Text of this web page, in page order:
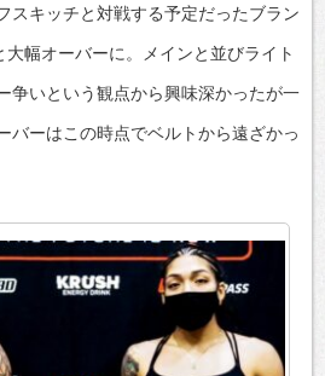
スキッチと対戦する予定だったブラン
大幅オーバーに。メインと並びライト
争いという観点から興味深かったが一
バーはこの時点でベルトから遠ざかっ